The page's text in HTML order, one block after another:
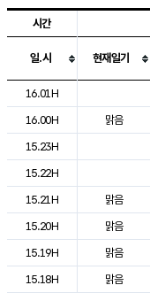
도시별 기상실황표로 지
시간
일.시 현재일기
16.01H
16.00H
맑음
15.23H
15.22H
15.21H
맑음
15.20H
맑음
15.19H
맑음
15.18H
맑음